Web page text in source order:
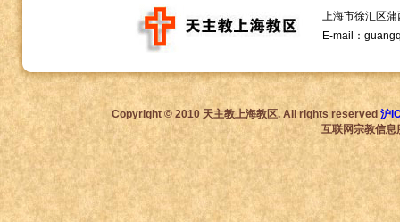
上海市徐汇区
E-mail：
Copyright © 2010 天主教上海教区. All rights reserved 沪
互联网宗教信息服